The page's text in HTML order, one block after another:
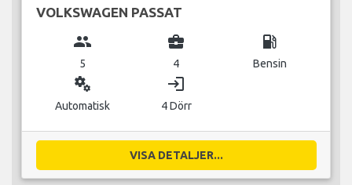
VOLKSWAGEN PASSAT
group
5
business_center
4
local_gas_station
Bensin
miscellaneous_services
Automatisk
login
4 Dörr
VISA DETALJER...